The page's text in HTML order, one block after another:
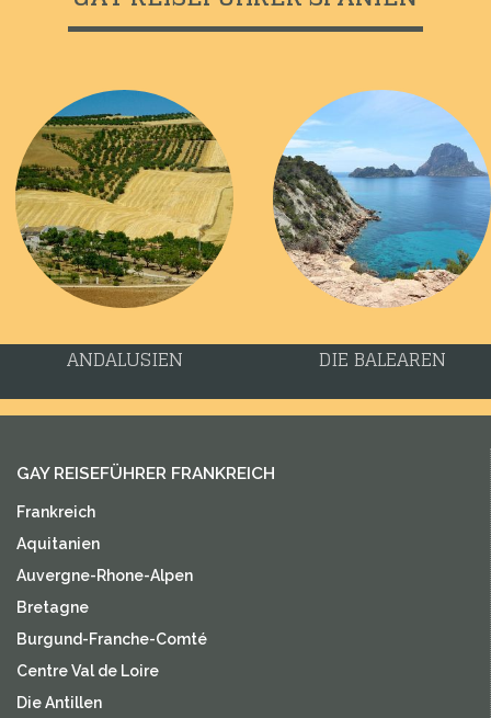
ANDALUSIEN DIE BALEAREN
GAY REISEFÜHRER FRANKREICH
Frankreich
Aquitanien
Auvergne-Rhone-Alpen
Bretagne
Burgund-Franche-Comté
Centre Val de Loire
Die Antillen